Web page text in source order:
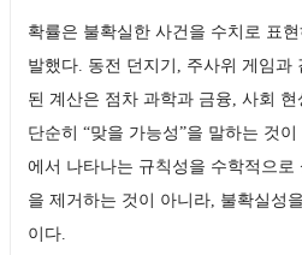
확률은 불확실한 사건을 수치로 표
발했다. 동전 던지기, 주사위 게임과
된 계산은 점차 과학과 금융, 사회
단순히 “맞을 가능성”을 말하는 것
에서 나타나는 규칙성을 수학적으로
을 제거하는 것이 아니라, 불확실성
이다.